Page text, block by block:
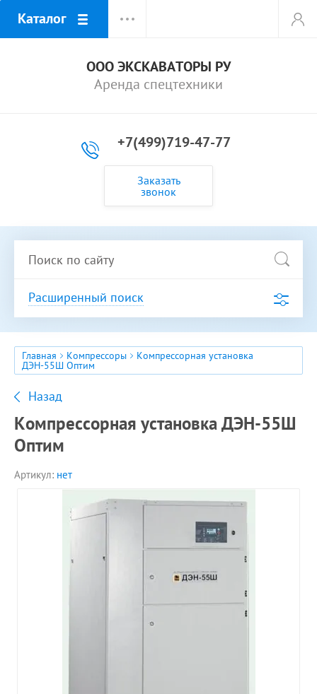
Каталог
ООО ЭКСКАВАТОРЫ РУ
Аренда спецтехники
+7(499)719-47-77
Заказать
звонок
Расширенный поиск
Главная Компрессоры Компрессорная установка
ДЭН-55Ш Оптим
Назад
Компрессорная установка ДЭН-55Ш
Оптим
Артикул: нет